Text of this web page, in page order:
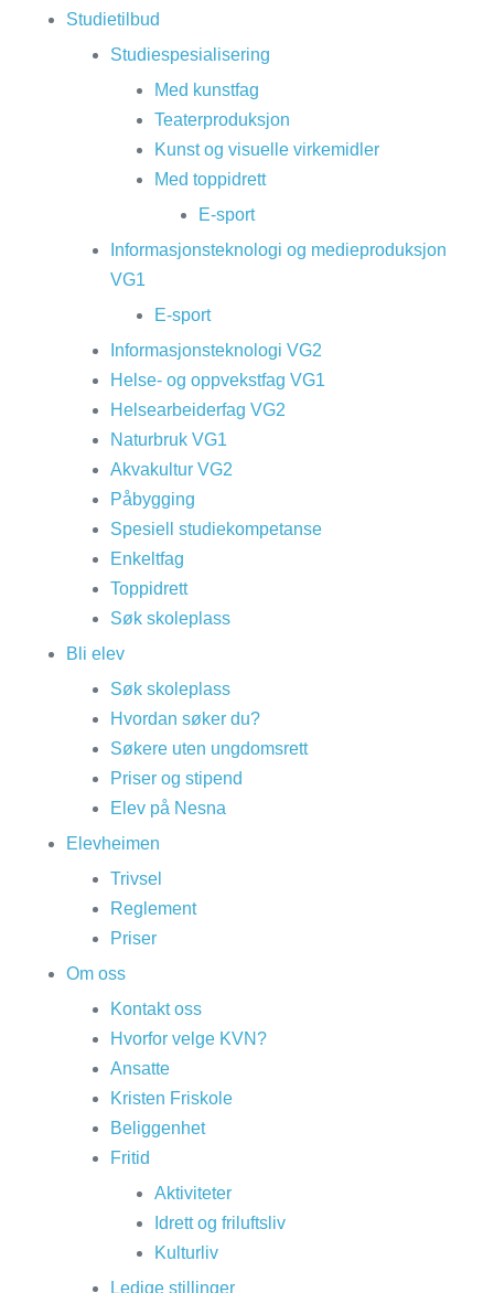
Studietilbud
Studiespesialisering
Med kunstfag
Teaterproduksjon
Kunst og visuelle virkemidler
Med toppidrett
E-sport
Informasjonsteknologi og medieproduksjon
VG1
E-sport
Informasjonsteknologi VG2
Helse- og oppvekstfag VG1
Helsearbeiderfag VG2
Naturbruk VG1
Akvakultur VG2
Påbygging
Spesiell studiekompetanse
Enkeltfag
Toppidrett
Søk skoleplass
Bli elev
Søk skoleplass
Hvordan søker du?
Søkere uten ungdomsrett
Priser og stipend
Elev på Nesna
Elevheimen
Trivsel
Reglement
Priser
Om oss
Kontakt oss
Hvorfor velge KVN?
Ansatte
Kristen Friskole
Beliggenhet
Fritid
Aktiviteter
Idrett og friluftsliv
Kulturliv
Ledige stillinger